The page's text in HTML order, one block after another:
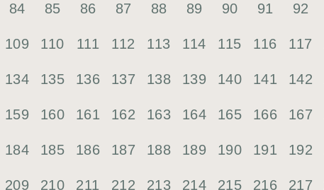
84 85 86 87 88 89 90 91 92
109 110 111 112 113 114 115 116 117
134 135 136 137 138 139 140 141 142
159 160 161 162 163 164 165 166 167
184 185 186 187 188 189 190 191 192
209 210 211 212 213 214 215 216 217